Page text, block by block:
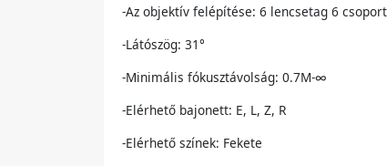
-Az objektív felépítése: 6 lencsetag 6
-Látószög: 31°
-Minimális fókusztávolság: 0.7M-∞
-Elérhető bajonett: E, L, Z, R
-Elérhető színek: Fekete